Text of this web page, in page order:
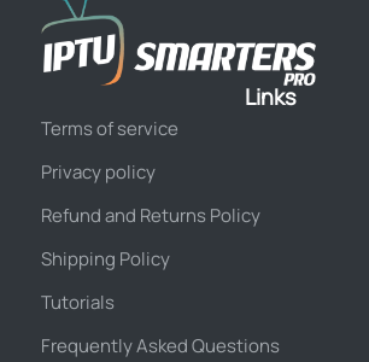
Links
Terms of service
Privacy policy
Refund and Returns Policy
Shipping Policy
Tutorials
Frequently Asked Questions